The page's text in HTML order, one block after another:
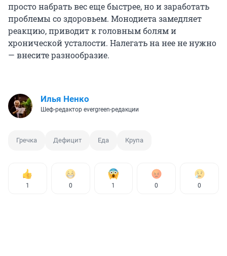
просто набрать вес еще быстрее, но и заработать
проблемы со здоровьем. Монодиета замедляет
реакцию, приводит к головным болям и
хронической усталости. Налегать на нее не нужно
— внесите разнообразие.
Илья Ненко
Шеф-редактор evergreen-редакции
Гречка Дефицит Еда Крупа
1 0 1 0 0